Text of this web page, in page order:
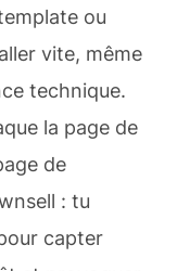
ou
vite, même
technique.
la page de
de
: tu
capter